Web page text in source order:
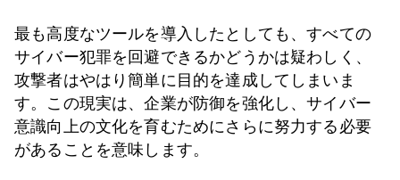
最も高度なツールを導入したとしても、すべての
サイバー犯罪を回避できるかどうかは疑わしく、
攻撃者はやはり簡単に目的を達成してしまいま
す。この現実は、企業が防御を強化し、サイバー
意識向上の文化を育むためにさらに努力する必要
があることを意味します。